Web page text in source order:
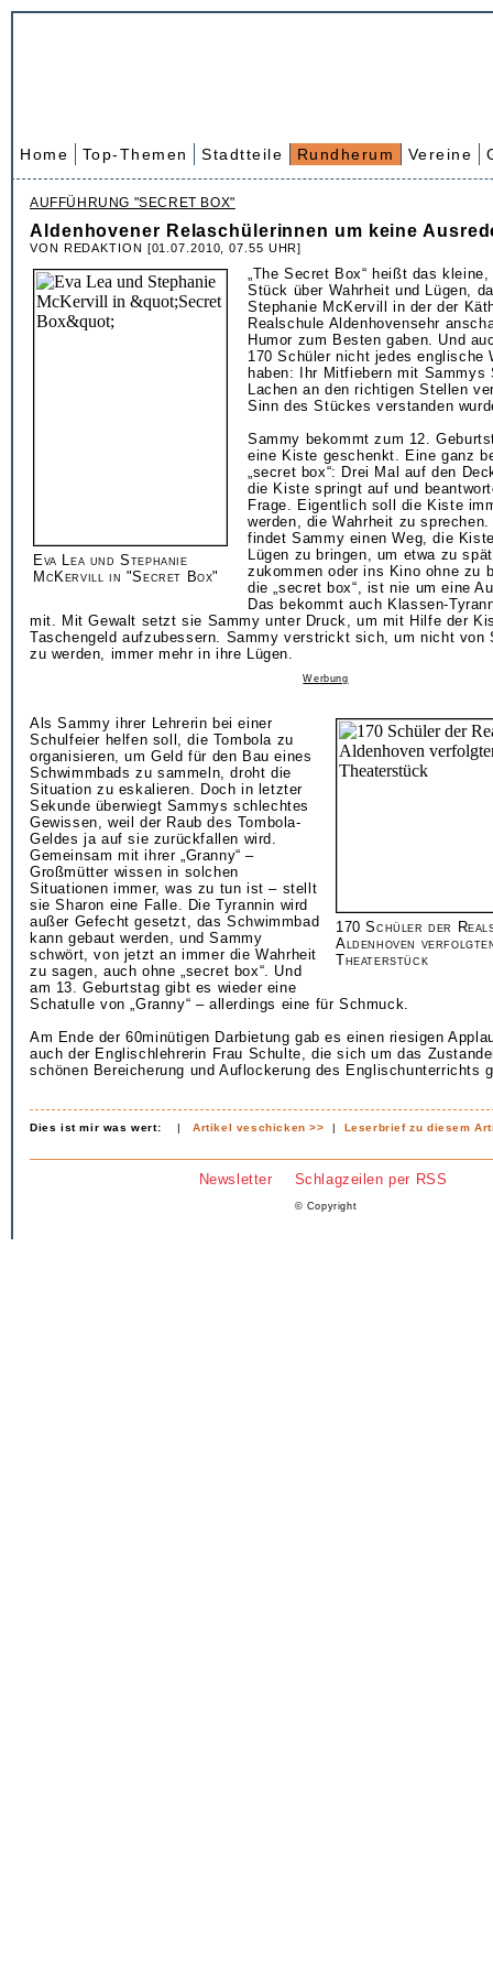
Home Top-Themen Stadtteile Rundherum Vereine
AUFFÜHRUNG "SECRET BOX"
Aldenhovener Relaschülerinnen um keine
VON REDAKTION [01.07.2010, 07.55 UHR]
Eva Lea und Stephanie
McKervill in "Secret Box"
„The Secret Box“ heißt das
Stück über Wahrheit und Lügen,
Stephanie McKervill in der der
Realschule Aldenhovensehr
Humor zum Besten gaben. Und
170 Schüler nicht jedes englische
haben: Ihr Mitfiebern mit Sammys
Lachen an den richtigen Stellen
Sinn des Stückes verstanden
Sammy bekommt zum 12.
eine Kiste geschenkt. Eine ganz
„secret box“: Drei Mal auf den
die Kiste springt auf und
Frage. Eigentlich soll die Kiste
werden, die Wahrheit zu
findet Sammy einen Weg, die
Lügen zu bringen, um etwa zu
zukommen oder ins Kino ohne zu
die „secret box“, ist nie um eine
Das bekommt auch Klassen-
mit. Mit Gewalt setzt sie Sammy unter Druck, um mit Hilfe der
Taschengeld aufzubessern. Sammy verstrickt sich, um nicht von
zu werden, immer mehr in ihre Lügen.
Werbung
170 Schüler der
Aldenhoven
Theaterstück
Als Sammy ihrer Lehrerin bei einer
Schulfeier helfen soll, die Tombola zu
organisieren, um Geld für den Bau eines
Schwimmbads zu sammeln, droht die
Situation zu eskalieren. Doch in letzter
Sekunde überwiegt Sammys schlechtes
Gewissen, weil der Raub des Tombola-
Geldes ja auf sie zurückfallen wird.
Gemeinsam mit ihrer „Granny“ –
Großmütter wissen in solchen
Situationen immer, was zu tun ist – stellt
sie Sharon eine Falle. Die Tyrannin wird
außer Gefecht gesetzt, das Schwimmbad
kann gebaut werden, und Sammy
schwört, von jetzt an immer die Wahrheit
zu sagen, auch ohne „secret box“. Und
am 13. Geburtstag gibt es wieder eine
Schatulle von „Granny“ – allerdings eine für Schmuck.
Am Ende der 60minütigen Darbietung gab es einen riesigen
auch der Englischlehrerin Frau Schulte, die sich um das
schönen Bereicherung und Auflockerung des Englischunterrichts
Dies ist mir was wert: |Artikel veschicken >> | Leserbrief zu diesem
Newsletter Schlagzeilen per RSS
© Copyright